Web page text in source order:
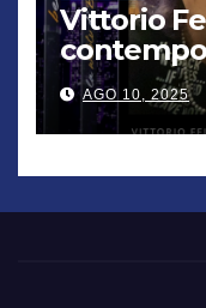
Vittorio
De
genio”
AGO 10, 2025